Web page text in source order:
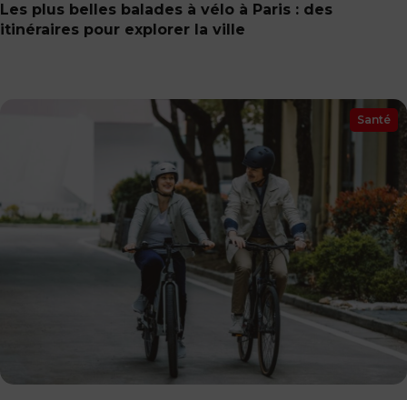
Les plus belles balades à vélo à Paris : des
itinéraires pour explorer la ville
Santé